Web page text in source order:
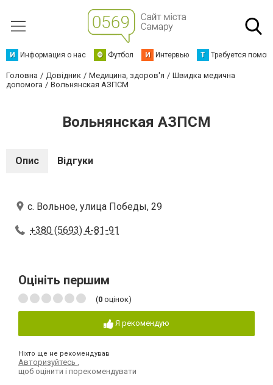
И Информация о нас Ф Футбол И Интервью Т Требуется
Головна Довідник Медицина, здоров'я
Швидка медична
допомога
Вольнянская АЗПСМ
Вольнянская АЗПСМ
Опис Відгуки
с. Вольное, улица Победы, 29
+380 (5693) 4-81-91
Оцініть першим
(0 оцінок)
Я рекомендую
Ніхто ще не рекомендував
Авторизуйтесь
щоб оцінити і порекомендувати